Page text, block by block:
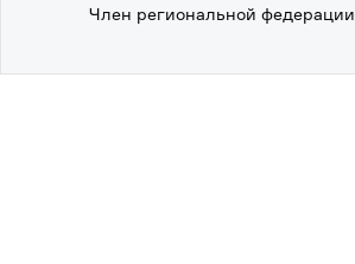
Член региональной федерации